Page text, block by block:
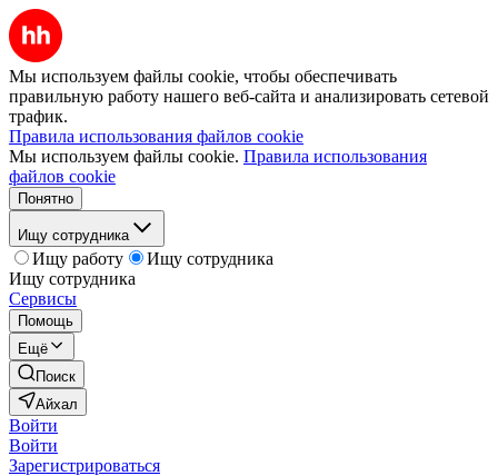
Мы используем файлы cookie, чтобы обеспечивать
правильную работу нашего веб-сайта и анализировать сетевой
трафик.
Правила использования файлов cookie
Мы используем файлы cookie. Правила использования
файлов cookie
Понятно
Ищу сотрудника
Ищу работу
Ищу сотрудника
Ищу сотрудника
Сервисы
Помощь
Ещё
Поиск
Айхал
Войти
Войти
Зарегистрироваться